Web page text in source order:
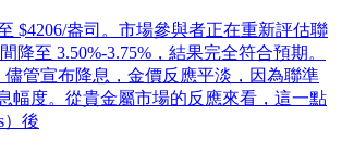
$4206/盎司。市場參與者正在重新評估聯
至 3.50%-3.75%，結果完全符合預期。
管宣布降息，金價反應平淡，因為聯準
幅度。從貴金屬市場的反應來看，這一點
）後